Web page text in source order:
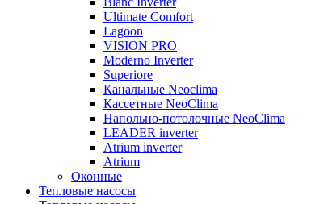
Ultimate Comfort
Lagoon
VISION PRO
Moderno Inverter
Superiore
Канальные Neoclima
Кассетные NeoClima
Напольно-потолочные NeoClima
LEADER inverter
Atrium inverter
Atrium
Оконные
Тепловые насосы